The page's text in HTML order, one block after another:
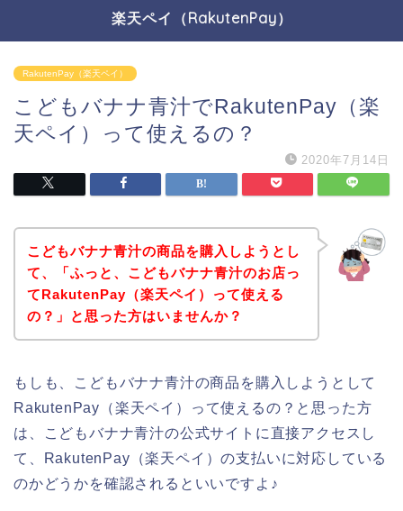
楽天ペイ（RakutenPay）
RakutenPay（楽天ペイ）
こどもバナナ青汁でRakutenPay（楽
天ペイ）って使えるの？
2020年7月14日
こどもバナナ青汁の商品を購入しようとし
て、「ふっと、こどもバナナ青汁のお店っ
てRakutenPay（楽天ペイ）って使える
の？」と思った方はいませんか？
もしも、こどもバナナ青汁の商品を購入しようとして
RakutenPay（楽天ペイ）って使えるの？と思った方
は、こどもバナナ青汁の公式サイトに直接アクセスし
て、RakutenPay（楽天ペイ）の支払いに対応している
のかどうかを確認されるといいですよ♪